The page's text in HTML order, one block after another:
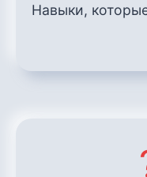
Навыки,